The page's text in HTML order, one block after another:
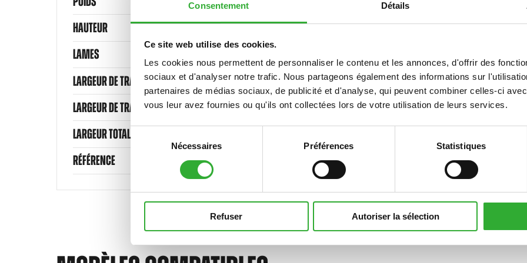
Consentement Détails
Ce site web utilise des cookies.
Les cookies nous permettent de personnaliser le contenu et les annonces, d'offrir des
sociaux et d'analyser notre trafic. Nous partageons également des informations sur
partenaires de médias sociaux, de publicité et d'analyse, qui peuvent combiner celles-ci
vous leur avez fournies ou qu'ils ont collectées lors de votre utilisation de leurs services.
consentement
Nécessaires Préférences Statistiques
Refuser Autoriser la sélection
HAUTEUR 950 mm
LAMES
LARGEUR DE TRAVAIL 1100 mm
LARGEUR DE TRAVAIL 1100 mm
LARGEUR TOTALE
RÉFÉRENCE A453046